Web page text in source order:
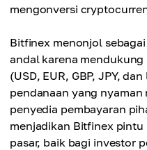
mengonversi
Bitfinex menonjol
andal karena
(USD, EUR, GBP, JPY,
pendanaan yang
penyedia pembayaran
menjadikan Bitfinex pintu
pasar, baik bagi investor